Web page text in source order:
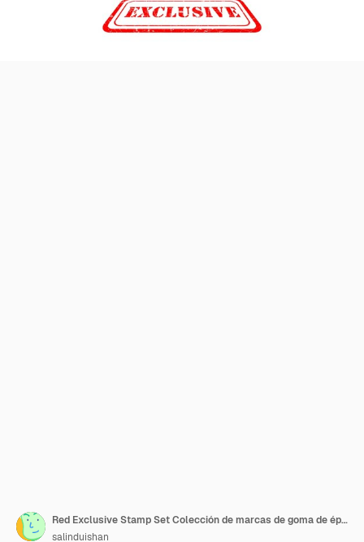
Red Exclusive Stamp Set Colección de marcas de goma de época
salinduishan